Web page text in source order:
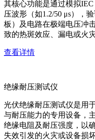
其核心功能是通过模拟
压波形（如1.2/50 μs），
板）及电路在极端电压冲
致的热斑效应、漏电或火灾
查看详情
绝缘耐压测试仪
光伏绝缘耐压测试仪是用
与耐压能力的专用设备，
绝缘电阻及耐压强度，以
失效引发的火灾或设备损